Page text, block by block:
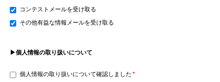
コンテストメールを受け取る
その他有益な情報メールを受け取る
▶個人情報の取り扱いについて
個人情報の取り扱いについて確認しました